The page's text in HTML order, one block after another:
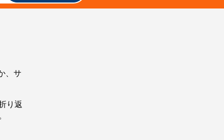
、サ
り返